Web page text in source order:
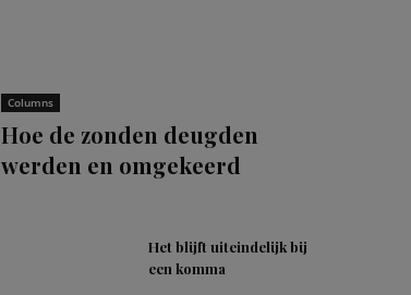
Columns
Hoe de zonden deugden
werden en omgekeerd
Het blijft uiteindelijk bij
een komma